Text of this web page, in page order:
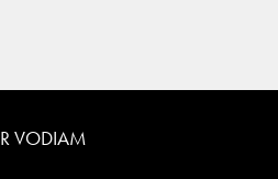
VODIAM